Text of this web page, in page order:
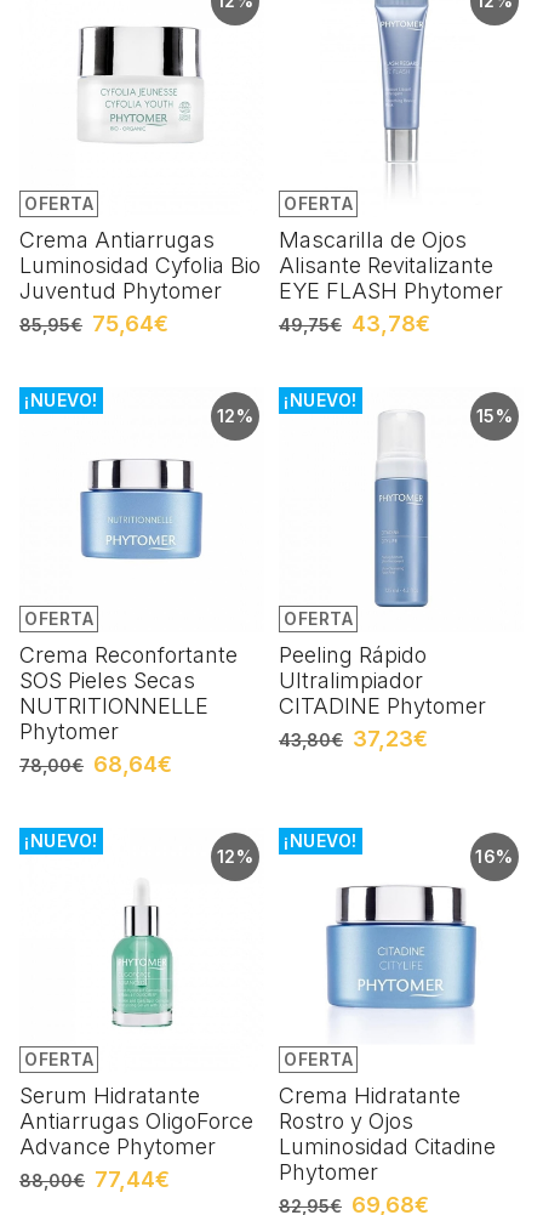
OFERTA
Crema Antiarrugas
Luminosidad Cyfolia Bio
Juventud Phytomer
85,95€ 75,64€
OFERTA
Mascarilla de Ojos
Alisante Revitalizante
EYE FLASH Phytomer
49,75€ 43,78€
12%
OFERTA
¡NUEVO!
Crema Reconfortante
SOS Pieles Secas
NUTRITIONNELLE
Phytomer
78,00€ 68,64€
15%
OFERTA
¡NUEVO!
Peeling Rápido
Ultralimpiador
CITADINE Phytomer
43,80€ 37,23€
12%
OFERTA
¡NUEVO!
Serum Hidratante
Antiarrugas OligoForce
Advance Phytomer
88,00€ 77,44€
16%
OFERTA
¡NUEVO!
Crema Hidratante
Rostro y Ojos
Luminosidad Citadine
Phytomer
82,95€ 69,68€